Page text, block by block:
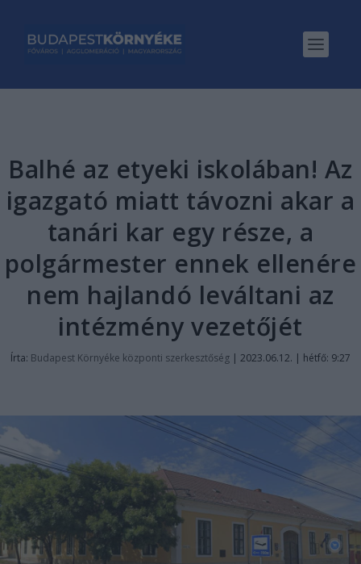
Balhé az etyeki iskolában! Az
igazgató miatt távozni akar a
tanári kar egy része, a
polgármester ennek ellenére
nem hajlandó leváltani az
intézmény vezetőjét
Írta: Budapest Környéke központi szerkesztőség | 2023.06.12. | hétfő: 9:27